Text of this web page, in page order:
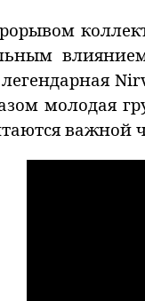
молодая
важной